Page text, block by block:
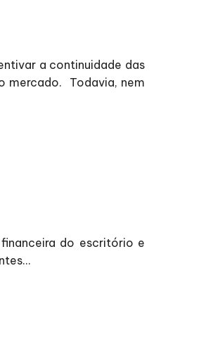
a continuidade das
mercado. Todavia, nem
do escritório e